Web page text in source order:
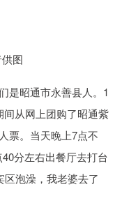
图
是昭通市永善县人。1
间从网上团购了昭通紫
票。当天晚上7点不
分左右出餐厅去打台
泡澡，我老婆去了